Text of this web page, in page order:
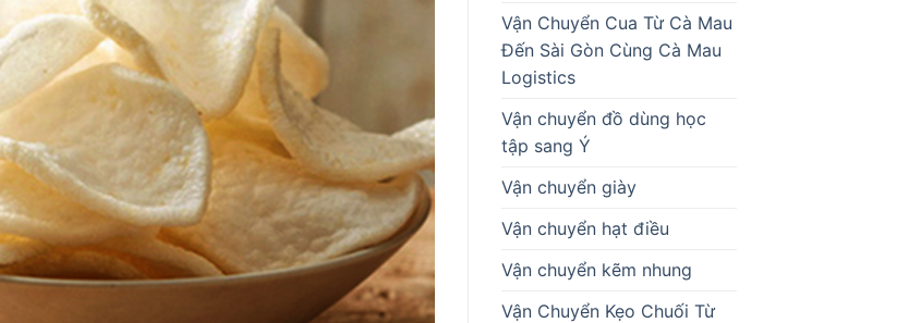
Vận Chuyển Cua Từ Cà Mau
Đến Sài Gòn Cùng Cà Mau
Logistics
Vận chuyển đồ dùng học
tập sang Ý
Vận chuyển giày
Vận chuyển hạt điều
Vận chuyển kẽm nhung
Vận Chuyển Kẹo Chuối Từ